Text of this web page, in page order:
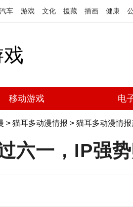
汽车 游戏 文化 援藏 插画 健康
移动游戏 电
> 猫耳多动漫情报 > 猫耳多动漫情
六一，IP强